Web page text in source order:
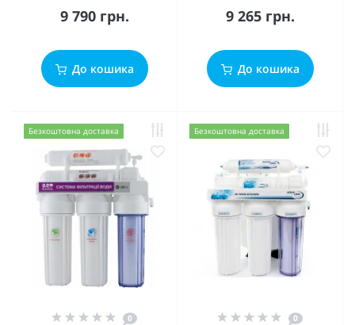
9 790 грн.
До кошика
9 265 грн.
До кошика
Безкоштовна доставка
0
Безкоштовна доставка
0